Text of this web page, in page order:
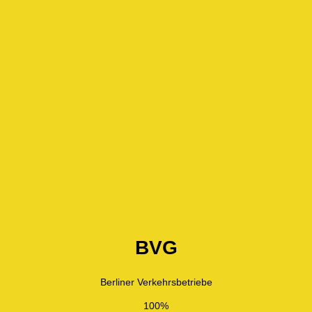
BVG
Berliner Verkehrsbetriebe
100%